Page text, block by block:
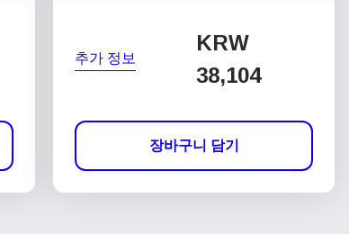
추가 정보
KRW
38,104
장바구니 담기